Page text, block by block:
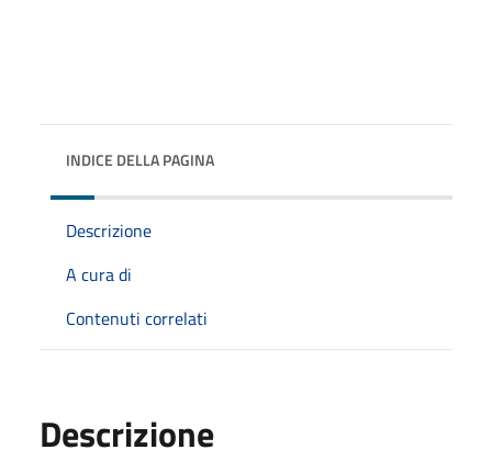
INDICE DELLA PAGINA
Descrizione
A cura di
Contenuti correlati
Descrizione